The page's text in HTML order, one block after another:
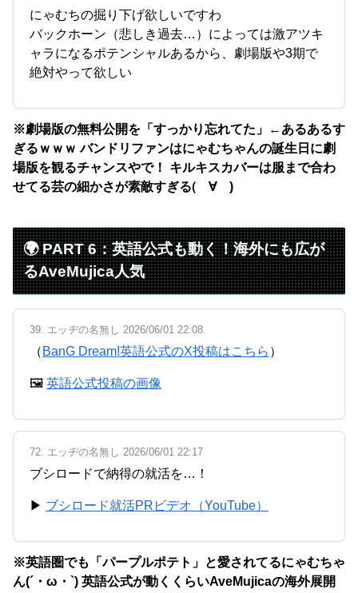
にゃむちの掘り下げ欲しいですわ
バックホーン（悲しき過去…）によっては激アツキ
ャラになるポテンシャルあるから、劇場版や3期で
絶対やって欲しい
※劇場版の無料公開を「すっかり忘れてた」←あるあるす
ぎるｗｗｗ バンドリファンはにゃむちゃんの誕生日に劇
場版を観るチャンスやで！ キルキスカバーは服まで合わ
せてる芸の細かさが素敵すぎる(゚∀゚)
🌍 PART 6：英語公式も動く！海外にも広が
るAveMujica人気
39. エッヂの名無し 2026/06/01 22:08
（ BanG Dream!英語公式のX投稿はこちら ）
🖼 英語公式投稿の画像
72. エッヂの名無し 2026/06/01 22:17
ブシロードで納得の就活を…！
▶ ブシロード就活PRビデオ（YouTube）
※英語圏でも「パープルポテト」と愛されてるにゃむちゃ
ん(´・ω・`) 英語公式が動くくらいAveMujicaの海外展開